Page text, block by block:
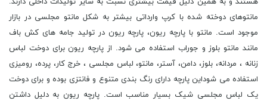
مانتوهای دوخته شده با کرپ وارداتی بیشتر به شکل مانتو مجلسی در بازار
موجود است. مانتو با پارچه ریون، پارچه ریون در تولید جامه های کش باف
مانند مانتو بلوز و جوراب استفاده می شود. از پارچه ریون برای دوخت لباس
زنانه ، مردانه، بلوز، دامن، آستر، مانتو، لباس مجلسی ، خرج کار، پرده، رومیزی
استفاده می شوداین پارچه دارای رنگ بندی متنوع و فانتزی بوده و برای دوخت
یک لباس مجلسی شیک بسیار مناسب است. پارچه ریون به دلیل داشتن